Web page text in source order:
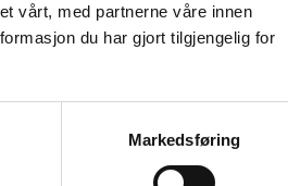
vårt, med partnerne våre innen
du har gjort tilgjengelig for
Markedsføring